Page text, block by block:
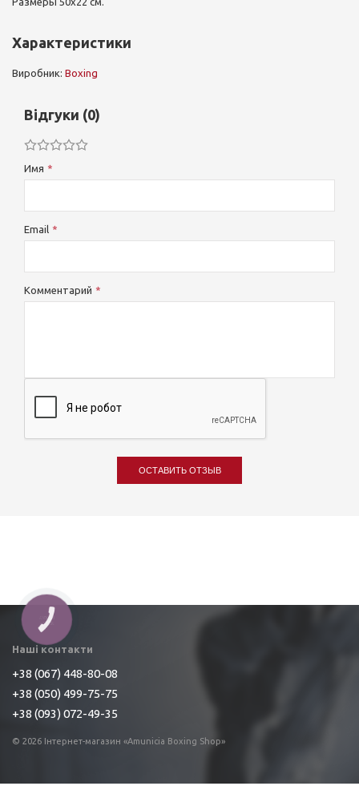
Характеристики
Виробник: Boxing
Відгуки (0)
Имя
Email
Комментарий
ОСТАВИТЬ ОТЗЫВ
Наші контакти
+38 (067) 448-80-08
+38 (050) 499-75-75
+38 (093) 072-49-35
© 2026 Інтернет-магазин «Amunicia Boxing Shop»